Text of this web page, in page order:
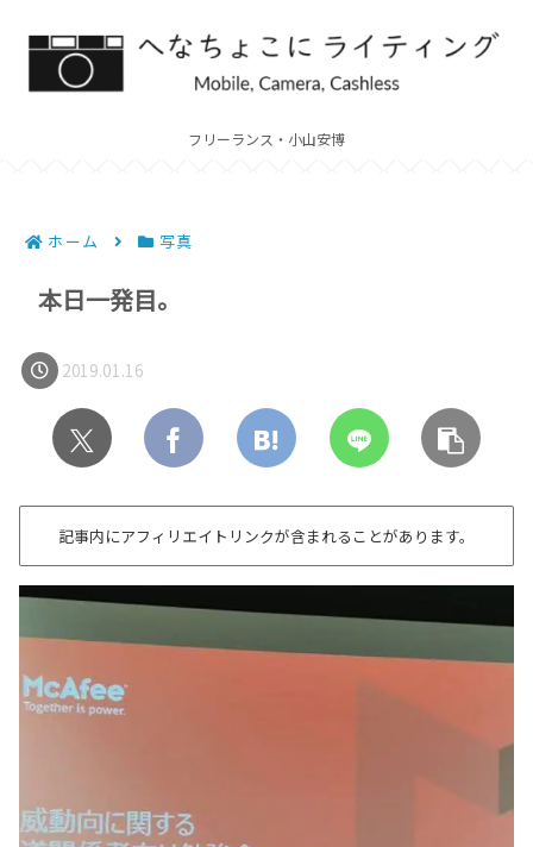
フリーランス・小山安博
ホーム 写真
本日一発目。
2019.01.16
記事内にアフィリエイトリンクが含まれることがあります。